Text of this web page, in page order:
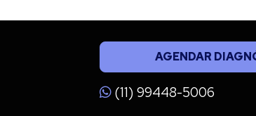
AGENDAR
(11) 99448-5006